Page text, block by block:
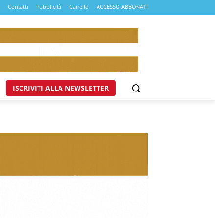
Contatti Pubblicità Carrello ACCESSO ABBONATI
ISCRIVITI ALLA NEWSLETTER